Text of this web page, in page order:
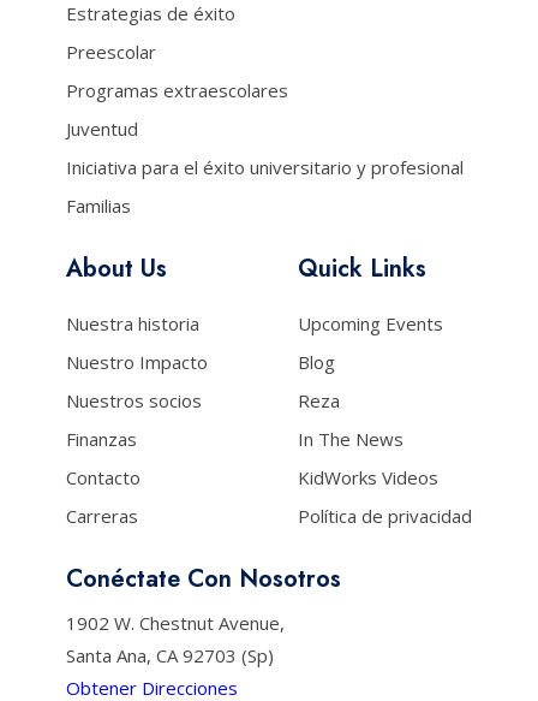
Estrategias de éxito
Preescolar
Programas extraescolares
Juventud
Iniciativa para el éxito universitario y profesional
Familias
About Us
Nuestra historia
Nuestro Impacto
Nuestros socios
Finanzas
Contacto
Carreras
Quick Links
Upcoming Events
Blog
Reza
In The News
KidWorks Videos
Política de privacidad
Conéctate Con Nosotros
1902 W. Chestnut Avenue,
Santa Ana, CA 92703 (Sp)
Obtener Direcciones